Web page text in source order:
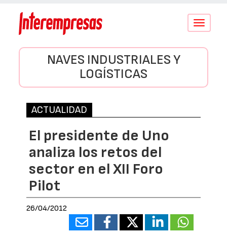
Conmutar
NAVES INDUSTRIALES Y
LOGÍSTICAS
ACTUALIDAD
El presidente de Uno
analiza los retos del
sector en el XII Foro
Pilot
26/04/2012